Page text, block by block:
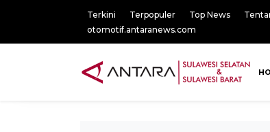
Terkini Terpopuler Top News
otomotif.antaranews.com